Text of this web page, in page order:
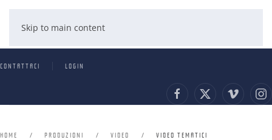
Skip to main content
CONTATTACI LOGIN
HOME PRODUZIONI VIDEO VIDEO TEMATICI